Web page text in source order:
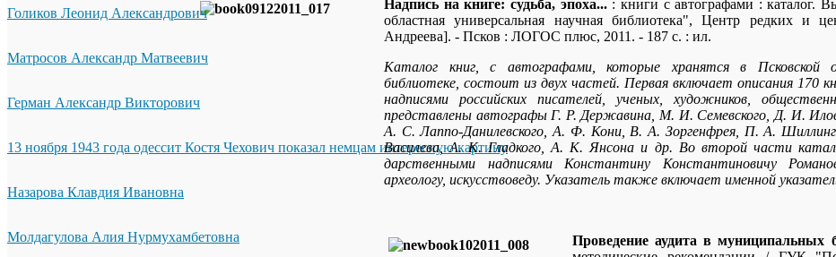
Голиков Леонид Александрович
Матросов Александр Матвеевич
Герман Александр Викторович
13 ноября 1943 года одессит Костя Чехович показал немцам интересную картину
Назарова Клавдия Ивановна
Молдагулова Алия Нурмухамбетовна
Надпись на книге: судьба, эпоха...: книги с автографами : каталог.
областная универсальная научная библиотека", Центр редких
Андреева]. - Псков : ЛОГОС плюс, 2011. - 187 с. : ил.
Каталог книг, с автографами, которые хранятся в Псковской
библиотеке, состоит из двух частей. Первая включает описания 170
надписями российских писателей, ученых, художников,
представлены автографы Г. Р. Державина, М. И. Семевского, Д. И.
А. С. Лаппо-Данилевского, А. Ф. Кони, В. А. Зоргенфрея, П. А.
Василева, А. К. Гладкого, А. К. Янсона и др. Во второй части
дарственными надписями Константину Константиновичу
археологу, искусствоведу. Указатель также включает именной
Проведение аудита в муниципальных